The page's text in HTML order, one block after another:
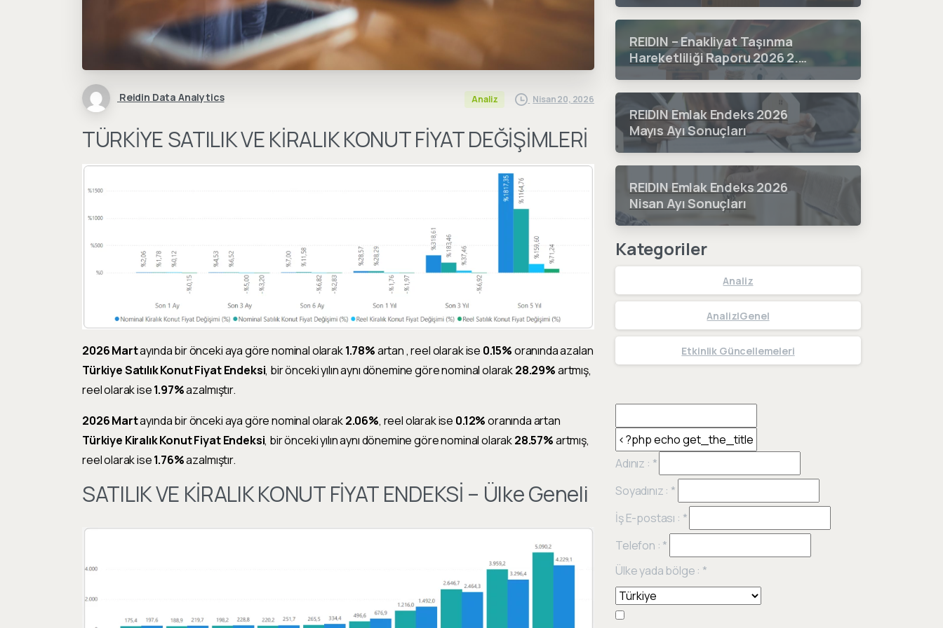
Reidin Data Analytics Analiz Nisan 20, 2026
TÜRKİYE SATILIK VE KİRALIK KONUT FİYAT DEĞİŞİMLERİ
2026 Martayında bir önceki aya göre nominal olarak1.78%artan , reel olarak ise 0.15%oranında azalan
Türkiye Satılık Konut Fiyat Endeksi, bir önceki yılın aynı dönemine göre nominal olarak28.29%artmış,
reel olarak ise1.97%azalmıştır.
2026 Martayında bir önceki aya göre nominal olarak2.06%, reel olarak ise 0.12%oranında artan
Türkiye Kiralık Konut Fiyat Endeksi, bir önceki yılın aynı dönemine göre nominal olarak28.57%artmış,
reel olarak ise1.76%azalmıştır.
SATILIK VE KİRALIK KONUT FİYAT ENDEKSİ – Ülke Geneli
REIDIN – Enakliyat Taşınma
Hareketliliği Raporu 2026 2.
Çeyrek Dönem Sonuçları
REIDIN Emlak Endeks 2026
Mayıs Ayı Sonuçları
REIDIN Emlak Endeks 2026
Nisan Ayı Sonuçları
Kategoriler
Analiz
Analiz|Genel
Etkinlik Güncellemeleri
Adınız : *
Soyadınız : *
İş E-postası : *
Telefon : *
Ülke yada bölge : *